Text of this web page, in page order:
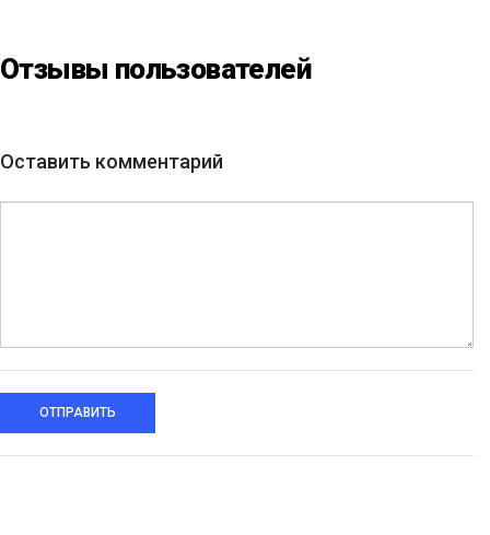
Платформа»
Отзывы пользователей
Оставить комментарий
ОТПРАВИТЬ